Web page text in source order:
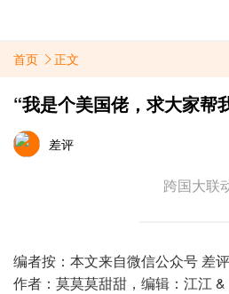
首页 正文
“我是个美国佬，求大家帮
差评
跨国大联
编者按：本文来自微信公众号 差
作者： 莫莫莫甜甜， 编辑：江江